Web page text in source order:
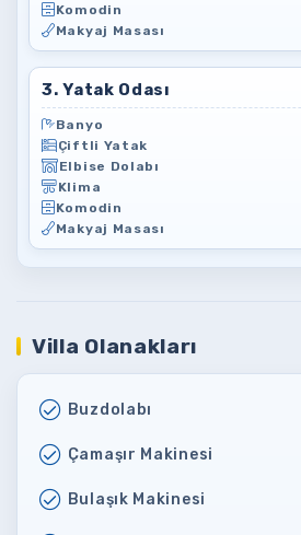
Komodin
Makyaj Masası
3. Yatak Odası
Banyo
Çiftli Yatak
Elbise Dolabı
Klima
Komodin
Makyaj Masası
Villa Olanakları
Buzdolabı
Çamaşır Makinesi
Bulaşık Makinesi